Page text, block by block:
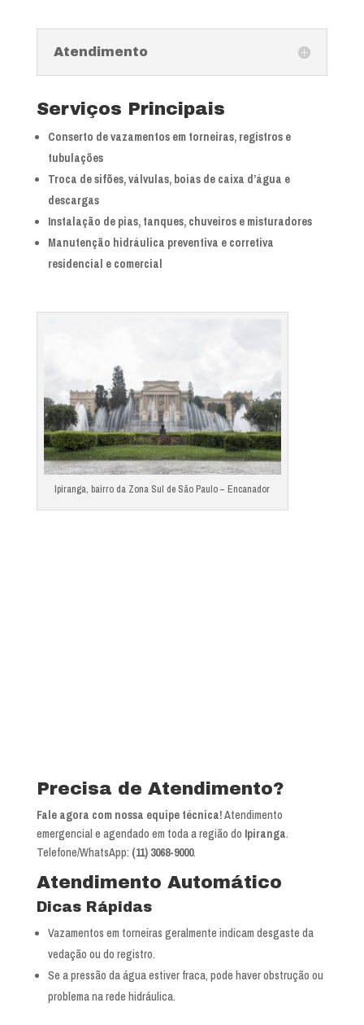
Atendimento
Serviços Principais
Conserto de vazamentos em torneiras, registros e
tubulações
Troca de sifões, válvulas, boias de caixa d’água e
descargas
Instalação de pias, tanques, chuveiros e misturadores
Manutenção hidráulica preventiva e corretiva
residencial e comercial
Ipiranga, bairro da Zona Sul de São Paulo – Encanador
Precisa de Atendimento?
Fale agora com nossa equipe técnica!Atendimento
emergencial e agendado em toda a região do Ipiranga.
Telefone/WhatsApp: (11) 3068-9000.
Atendimento Automático
Dicas Rápidas
Vazamentos em torneiras geralmente indicam desgaste da
vedação ou do registro.
Se a pressão da água estiver fraca, pode haver obstrução ou
problema na rede hidráulica.